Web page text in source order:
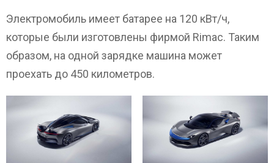
Электромобиль имеет батарее на 120 кВт/ч,
которые были изготовлены фирмой Rimac. Таким
образом, на одной зарядке машина может
проехать до 450 километров.